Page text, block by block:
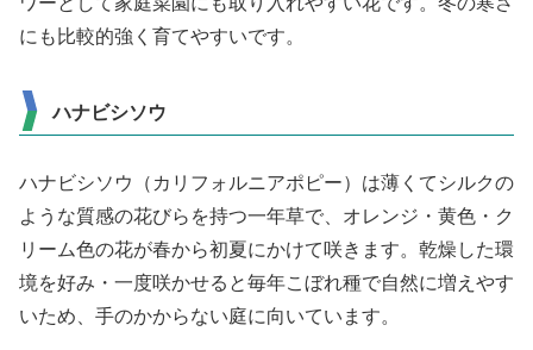
にも比較的強く育てやすいです。
ハナビシソウ
ハナビシソウ（カリフォルニアポピー）は薄くてシルクの
ような質感の花びらを持つ一年草で、オレンジ・黄色・ク
リーム色の花が春から初夏にかけて咲きます。乾燥した環
境を好み・一度咲かせると毎年こぼれ種で自然に増えやす
いため、手のかからない庭に向いています。